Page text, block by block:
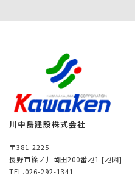
川中島建設株式会社
〒381-2225
長野市篠ノ井岡田200番地1 [地図]
TEL.026-292-1341